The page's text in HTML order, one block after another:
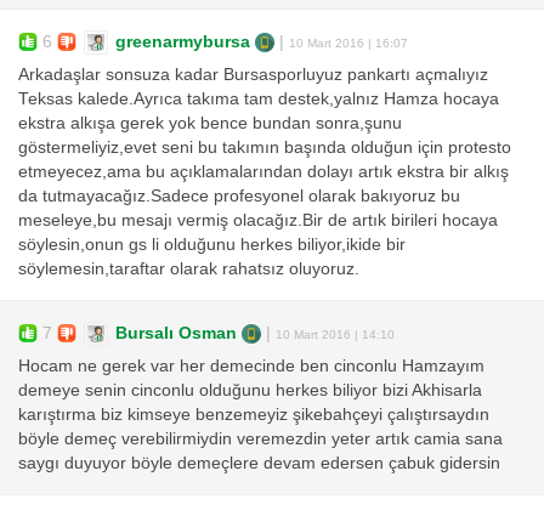
6 greenarmybursa 10 Mart 2016 | 16:07
Arkadaşlar sonsuza kadar Bursasporluyuz pankartı açmalıyız
Teksas kalede.Ayrıca takıma tam destek,yalnız Hamza hocaya
ekstra alkışa gerek yok bence bundan sonra,şunu
göstermeliyiz,evet seni bu takımın başında olduğun için protesto
etmeyecez,ama bu açıklamalarından dolayı artık ekstra bir alkış
da tutmayacağız.Sadece profesyonel olarak bakıyoruz bu
meseleye,bu mesajı vermiş olacağız.Bir de artık birileri hocaya
söylesin,onun gs li olduğunu herkes biliyor,ikide bir
söylemesin,taraftar olarak rahatsız oluyoruz.
7 Bursalı Osman 10 Mart 2016 | 14:10
Hocam ne gerek var her demecinde ben cinconlu Hamzayım
demeye senin cinconlu olduğunu herkes biliyor bizi Akhisarla
karıştırma biz kimseye benzemeyiz şikebahçeyi çalıştırsaydın
böyle demeç verebilirmiydin veremezdin yeter artık camia sana
saygı duyuyor böyle demeçlere devam edersen çabuk gidersin